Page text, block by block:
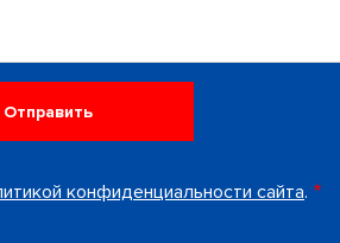
конфиденциальности сайта.